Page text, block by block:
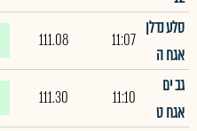
סלע נדלן
אגח ה
11:07
111.08
גב ים
אגח ט
11:10
111.30